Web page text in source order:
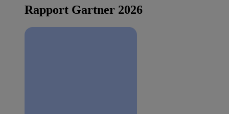
Rapport Gartner 2026